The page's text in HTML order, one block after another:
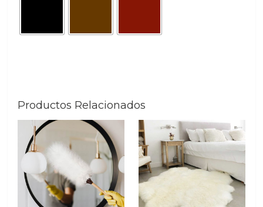
Productos Relacionados